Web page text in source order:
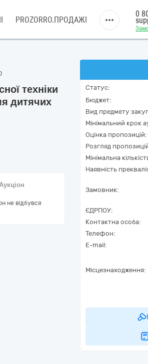
PROZORRO.ПРОДАЖІ
0
техніки
дитячих
не відбувся
Статус:
Бюджет:
Вид предмету
Мінімальний крок
Оцінка пропозицій:
Розгляд
Мінімальна
Наявність
Замовник:
ЄДРПОУ:
Контактна особа:
Телефон:
E-mail:
Місцезнаходження: